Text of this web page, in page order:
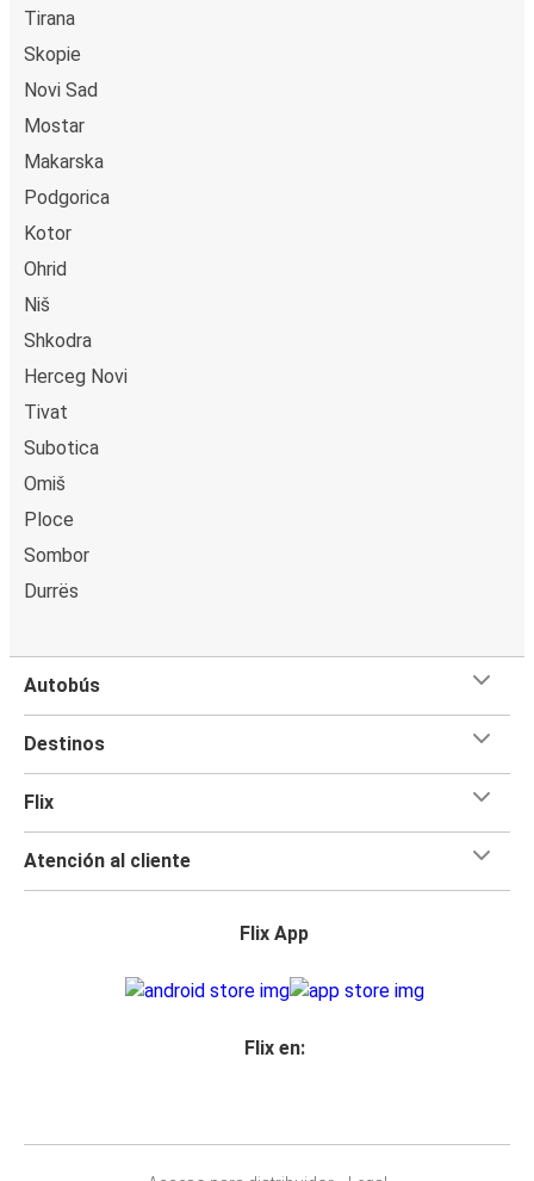
Tirana
Skopie
Novi Sad
Mostar
Makarska
Podgorica
Kotor
Ohrid
Niš
Shkodra
Herceg Novi
Tivat
Subotica
Omiš
Ploce
Sombor
Durrës
Autobús
Destinos
Flix
Atención al cliente
Flix App
Flix en: